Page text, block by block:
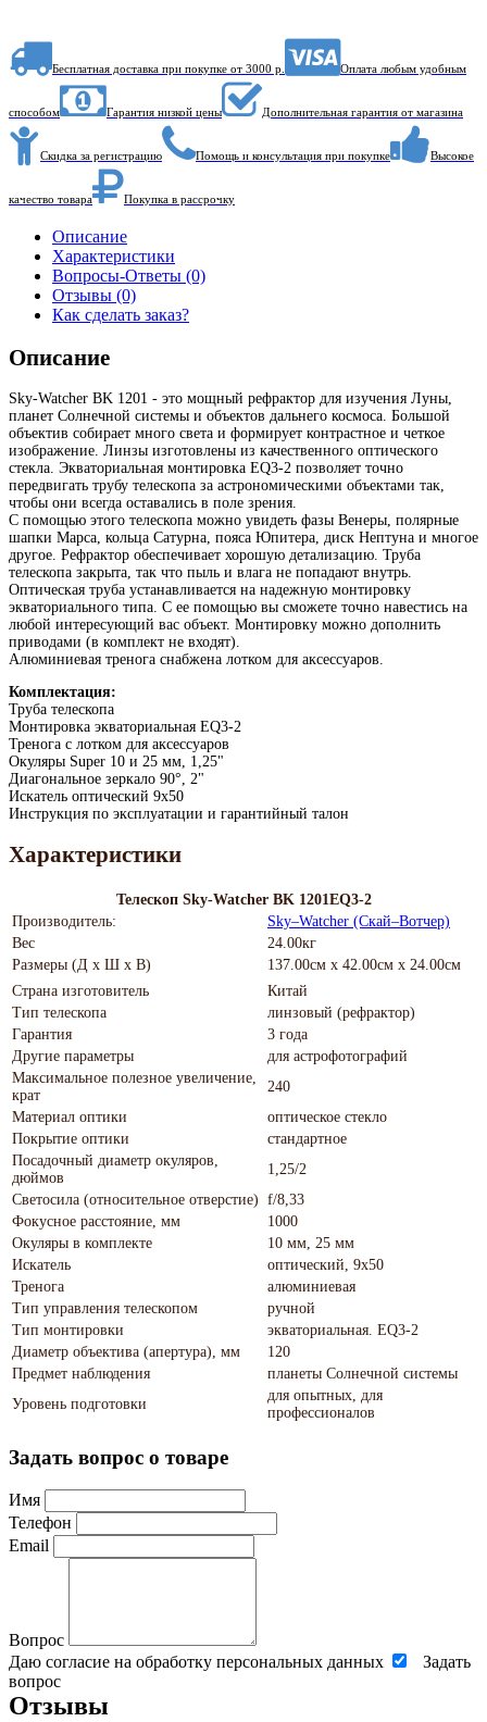
Бесплатная доставка при покупке от 3000 р. Оплата любым удобным
способом Гарантия низкой цены Дополнительная гарантия от магазина
Скидка за регистрацию Помощь и консультация при покупке Высокое
качество товара Покупка в рассрочку
Описание
Характеристики
Вопросы-Ответы (0)
Отзывы (0)
Как сделать заказ?
Описание
Sky-Watcher BK 1201 - это мощный рефрактор для изучения Луны,
планет Солнечной системы и объектов дальнего космоса. Большой
объектив собирает много света и формирует контрастное и четкое
изображение. Линзы изготовлены из качественного оптического
стекла. Экваториальная монтировка EQ3-2 позволяет точно
передвигать трубу телескопа за астрономическими объектами так,
чтобы они всегда оставались в поле зрения.
С помощью этого телескопа можно увидеть фазы Венеры, полярные
шапки Марса, кольца Сатурна, пояса Юпитера, диск Нептуна и многое
другое. Рефрактор обеспечивает хорошую детализацию. Труба
телескопа закрыта, так что пыль и влага не попадают внутрь.
Оптическая труба устанавливается на надежную монтировку
экваториального типа. С ее помощью вы сможете точно навестись на
любой интересующий вас объект. Монтировку можно дополнить
приводами (в комплект не входят).
Алюминиевая тренога снабжена лотком для аксессуаров.
Комплектация:
Труба телескопа
Монтировка экваториальная EQ3-2
Тренога с лотком для аксессуаров
Окуляры Super 10 и 25 мм, 1,25"
Диагональное зеркало 90°, 2"
Искатель оптический 9х50
Инструкция по эксплуатации и гарантийный талон
Характеристики
Телескоп Sky-Watcher BK 1201EQ3-2
Производитель:
Sky–Watcher (Скай–Вотчер)
Вес
24.00кг
Размеры (Д х Ш х В)
137.00см x 42.00см x 24.00см
Страна изготовитель
Китай
Тип телескопа
линзовый (рефрактор)
Гарантия
3 года
Другие параметры
для астрофотографий
Максимальное полезное увеличение,
крат
240
Материал оптики
оптическое стекло
Покрытие оптики
стандартное
Посадочный диаметр окуляров,
дюймов
1,25/2
Светосила (относительное отверстие) f/8,33
Фокусное расстояние, мм
1000
Окуляры в комплекте
10 мм, 25 мм
Искатель
оптический, 9х50
Тренога
алюминиевая
Тип управления телескопом
ручной
Тип монтировки
экваториальная. EQ3-2
Диаметр объектива (апертура), мм
120
Предмет наблюдения
планеты Солнечной системы
Уровень подготовки
для опытных, для
профессионалов
Задать вопрос о товаре
Имя
Телефон
Email
Вопрос
Даю согласие на обработку персональных данных
Задать
вопрос
Отзывы